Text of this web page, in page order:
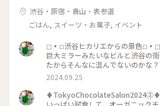
渋谷・原宿・青山・表参道
ごはん, スイーツ・お菓子, イベント
◻︎▪︎◽︎渋谷ヒカリエからの景色
巨大ミラーみたいなビルと渋谷の
たからそんなに混んでないのかな
さん #渋谷ヒカリエ#渋谷の街#空
ってなんかワクワクする
2024.09.25
♦︎TokyoChocolateSalon2024②♦︎